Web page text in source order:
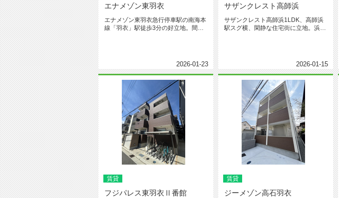
エナメゾン東羽衣
エナメゾン東羽衣急行停車駅の南海本
線「羽衣」駅徒歩3分の好立地。間取
2026-01-23
サザンクレスト高師浜
サザンクレスト高師浜1LDK、高師浜
駅スグ横、閑静な住宅街に立地。浜寺
2026-01-15
賃貸
フジパレス東羽衣Ⅱ番館
賃貸
ジーメゾン高石羽衣